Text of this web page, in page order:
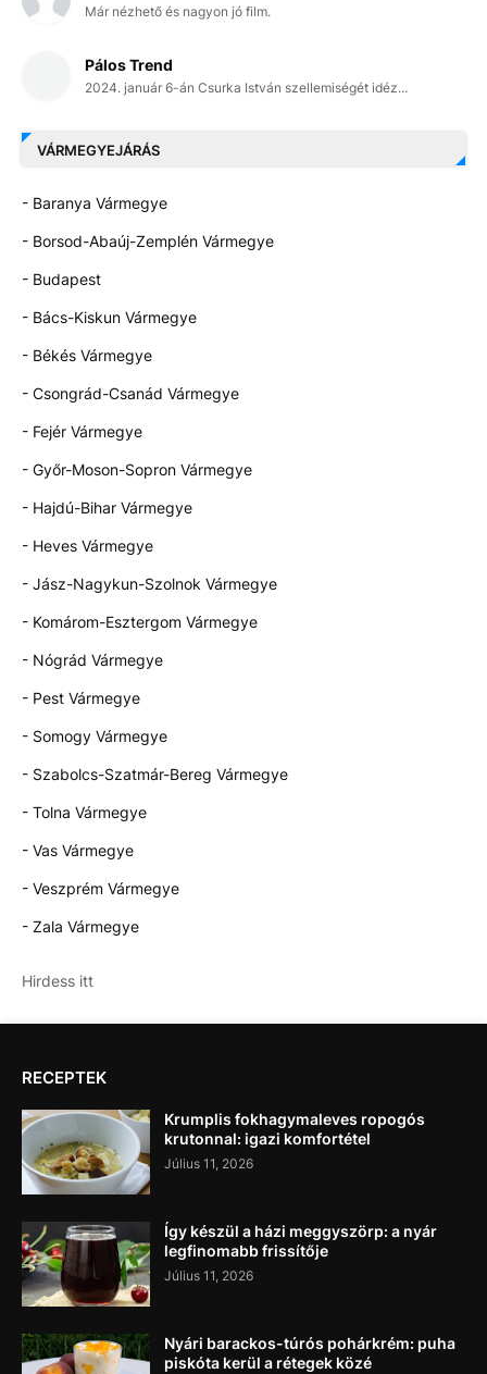
Már nézhető és nagyon jó film.
Pálos Trend
2024. január 6-án Csurka István szellemiségét idéz...
VÁRMEGYEJÁRÁS
- Baranya Vármegye
- Borsod-Abaúj-Zemplén Vármegye
- Budapest
- Bács-Kiskun Vármegye
- Békés Vármegye
- Csongrád-Csanád Vármegye
- Fejér Vármegye
- Győr-Moson-Sopron Vármegye
- Hajdú-Bihar Vármegye
- Heves Vármegye
- Jász-Nagykun-Szolnok Vármegye
- Komárom-Esztergom Vármegye
- Nógrád Vármegye
- Pest Vármegye
- Somogy Vármegye
- Szabolcs-Szatmár-Bereg Vármegye
- Tolna Vármegye
- Vas Vármegye
- Veszprém Vármegye
- Zala Vármegye
Hirdess itt
RECEPTEK
Krumplis fokhagymaleves ropogós
krutonnal: igazi komfortétel
Július 11, 2026
Így készül a házi meggyszörp: a nyár
legfinomabb frissítője
Július 11, 2026
Nyári barackos-túrós pohárkrém: puha
piskóta kerül a rétegek közé